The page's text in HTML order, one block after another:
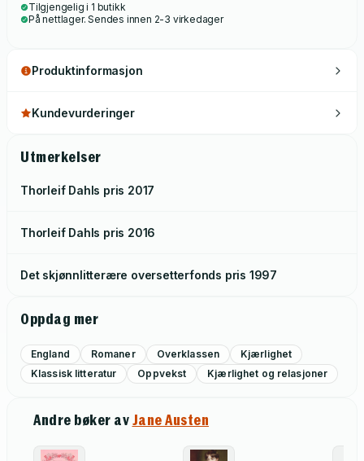
Tilgjengelig i 1 butikk
På nettlager. Sendes innen 2-3 virkedager
Produktinformasjon
Kundevurderinger
Utmerkelser
Thorleif Dahls pris 2017
Thorleif Dahls pris 2016
Det skjønnlitterære oversetterfonds pris 1997
Oppdag mer
England Romaner Overklassen
Kjærlighet
Klassisk litteratur
Oppvekst Kjærlighet og relasjoner
Andre bøker avJane Austen